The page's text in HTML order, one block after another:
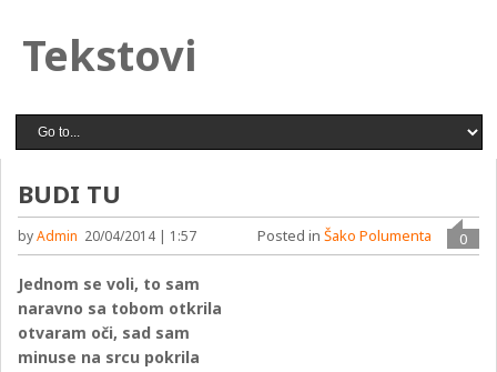
Tekstovi
BUDI TU
byAdmin 20/04/2014 | 1:57 0
Posted in Šako Polumenta
Jednom se voli, to sam
naravno sa tobom otkrila
otvaram oči, sad sam
minuse na srcu pokrila